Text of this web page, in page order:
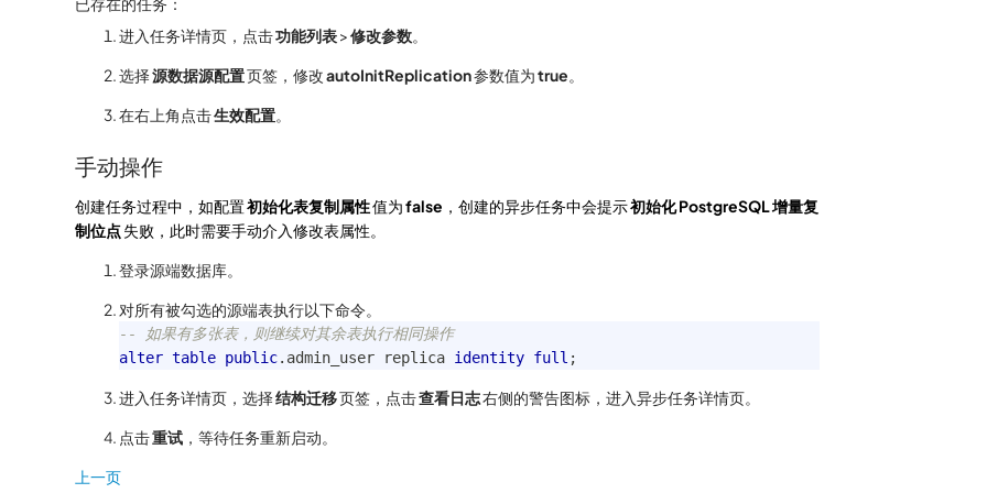
进入任务详情页，点击功能列表>修改参数。
选择源数据源配置页签，修改autoInitReplication参数值为true。
在右上角点击生效配置。
手动操作
创建任务过程中，如配置初始化表复制属性值为false ，创建的异步任务中会提示初始化 PostgreSQL 增量复
制位点失败，此时需要手动介入修改表属性。
登录源端数据库。
对所有被勾选的源端表执行以下命令。
-- 如果有多张表，则继续对其余表执行相同操作
alter table public. admin_user replica identity full ;
进入任务详情页，选择结构迁移页签，点击查看日志右侧的警告图标，进入异步任务详情页。
点击重试 ，等待任务重新启动。
上一页